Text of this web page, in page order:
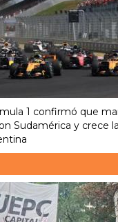
1 confirmó que
Sudamérica y crece